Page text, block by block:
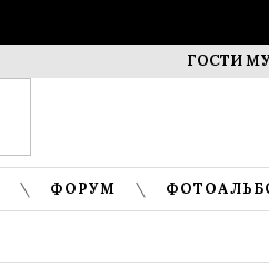
ГОСТИ МУЗЕЯ –
ФОРУМ